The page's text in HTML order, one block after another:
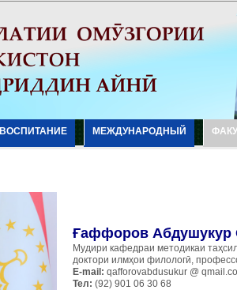
ВОСПИТАНИЕ МЕЖДУНАРОДНЫЙ
Ғаффоров Абдушукур
Мудири кафедраи методикаи
доктори илмҳои филологӣ,
E-mail: qafforovabdusukur @
Тел: (92) 901 06 30 68